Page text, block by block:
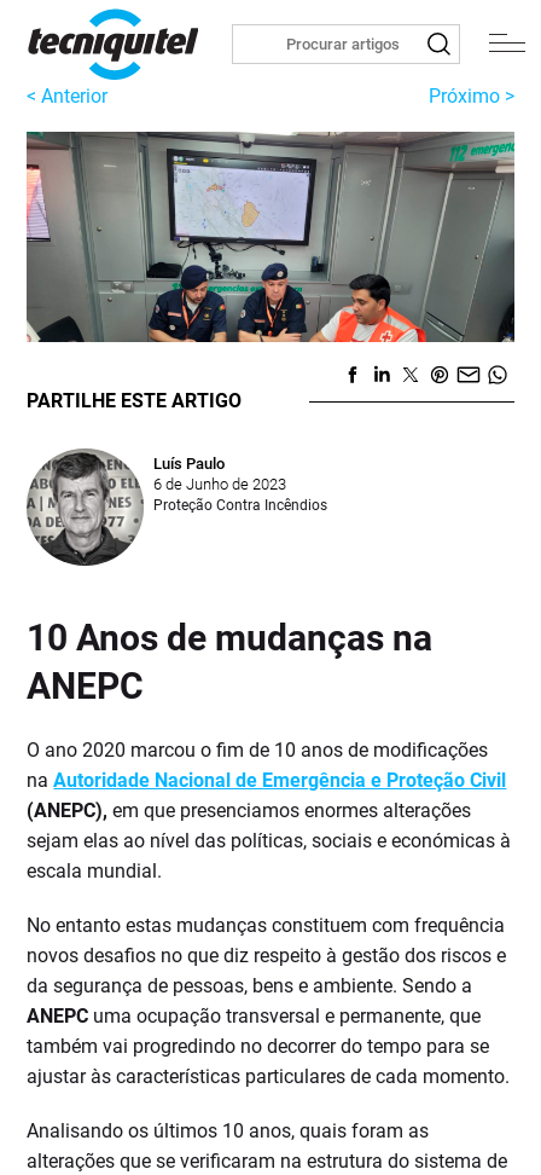
< Anterior Próximo >
PARTILHE ESTE ARTIGO
Luís Paulo
6 de Junho de 2023
Proteção Contra Incêndios
10 Anos de mudanças na
ANEPC
O ano 2020 marcou o fim de 10 anos de modificações
naAutoridade Nacional de Emergência e Proteção Civil
(ANEPC), em que presenciamos enormes alterações
sejam elas ao nível das políticas, sociais e económicas à
escala mundial.
No entanto estas mudanças constituem com frequência
novos desafios no que diz respeito à gestão dos riscos e
da segurança de pessoas, bens e ambiente. Sendo a
ANEPC uma ocupação transversal e permanente, que
também vai progredindo no decorrer do tempo para se
ajustar às características particulares de cada momento.
Analisando os últimos 10 anos, quais foram as
alterações que se verificaram na estrutura do sistema de